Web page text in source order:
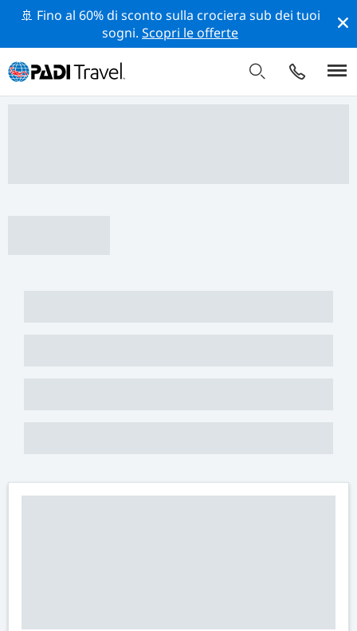
🚢 Fino al 60% di sconto sulla crociera sub dei tuoi
sogni.Scopri le offerte